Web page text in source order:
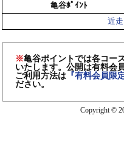
亀谷ﾎﾟｲﾝﾄ
近
※亀谷ポイントでは各コー
いたします。公開は有料会
ご利用方法は 『有料会員限
ださい。
Copyright ©